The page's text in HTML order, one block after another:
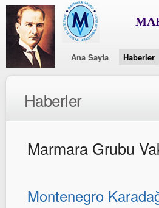
Ana Sayfa Haberler
Haberler
Marmara Grubu
Montenegro